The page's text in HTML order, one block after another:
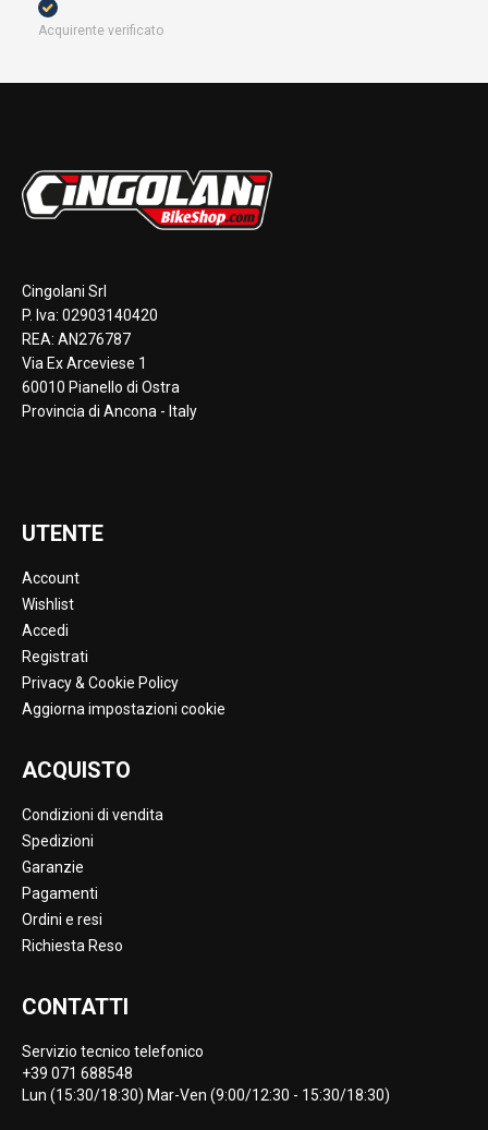
Acquirente verificato
Cingolani Srl
P. Iva: 02903140420
REA: AN276787
Via Ex Arceviese 1
60010 Pianello di Ostra
Provincia di Ancona - Italy
UTENTE
Account
Wishlist
Accedi
Registrati
Privacy & Cookie Policy
Aggiorna impostazioni cookie
ACQUISTO
Condizioni di vendita
Spedizioni
Garanzie
Pagamenti
Ordini e resi
Richiesta Reso
CONTATTI
Servizio tecnico telefonico
+39 071 688548
Lun (15:30/18:30) Mar-Ven (9:00/12:30 - 15:30/18:30)